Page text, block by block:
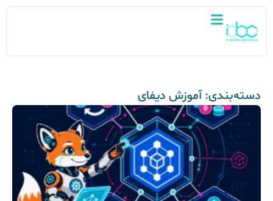
دسته‌بندی: آموزش دیفای